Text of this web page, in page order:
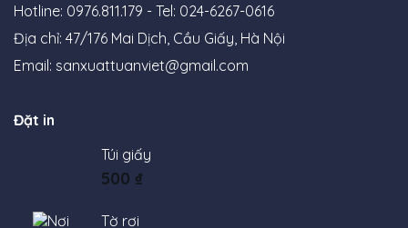
Hotline: 0976.811.179 - Tel: 024-6267-0616
Địa chỉ: 47/176 Mai Dịch, Cầu Giấy, Hà Nội
Email: sanxuattuanviet@gmail.com
Đặt in
Túi giấy
500 ₫
Tờ rơi